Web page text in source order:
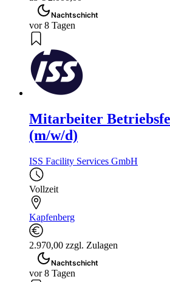
Nachtschicht
vor 8 Tagen
Mitarbeiter
(m/w/d)
ISS Facility Services GmbH
Vollzeit
Kapfenberg
2.970,00 zzgl. Zulagen
Nachtschicht
vor 8 Tagen